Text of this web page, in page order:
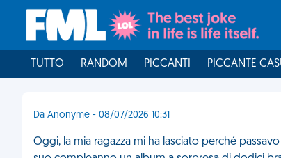
TUTTO RANDOM PICCANTI PICCANTE
Da Anonyme - 08/07/2026 10:31
Oggi, la mia ragazza mi ha lasciato perché